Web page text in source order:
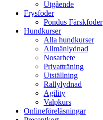
Utgående
Frysfoder
Pondus Färskfoder
Hundkurser
Alla hundkurser
Allmänlydnad
Nosarbete
Privatträning
Utställning
Rallylydnad
Agility
Valpkurs
Onlineföreläsningar